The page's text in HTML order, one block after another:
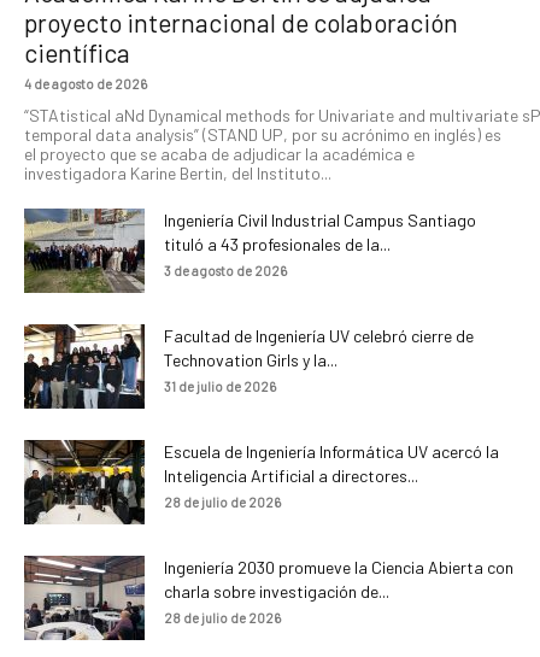
proyecto internacional de colaboración
científica
4 de agosto de 2026
“STAtistical aNd Dynamical methods for Univariate and multivariate
temporal data analysis” (STAND UP, por su acrónimo en inglés) es
el proyecto que se acaba de adjudicar la académica e
investigadora Karine Bertin, del Instituto...
Ingeniería Civil Industrial Campus Santiago
tituló a 43 profesionales de la...
3 de agosto de 2026
Facultad de Ingeniería UV celebró cierre de
Technovation Girls y la...
31 de julio de 2026
Escuela de Ingeniería Informática UV acercó la
Inteligencia Artificial a directores...
28 de julio de 2026
Ingeniería 2030 promueve la Ciencia Abierta con
charla sobre investigación de...
28 de julio de 2026